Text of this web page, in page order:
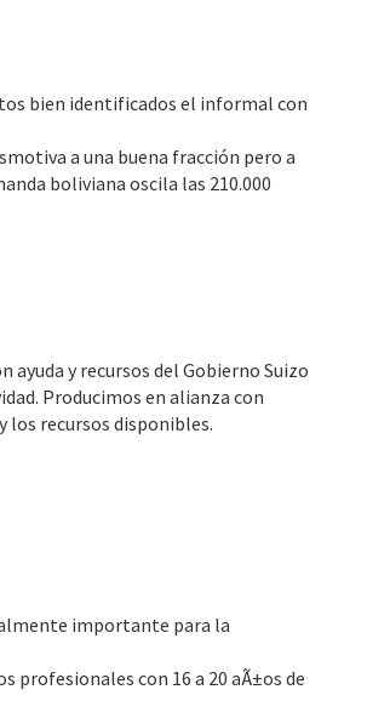
bien identificados el informal con
a una buena fracción pero a
boliviana oscila las 210.000
ayuda y recursos del Gobierno Suizo
Producimos en alianza con
los recursos disponibles.
importante para la
profesionales con 16 a 20 aÃ±os de